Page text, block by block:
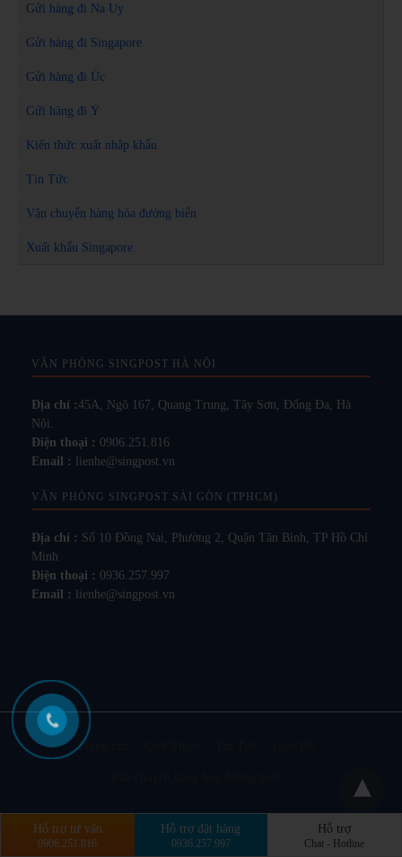
Gửi hàng đi Na Uy
Gửi hàng đi Singapore
Gửi hàng đi Úc
Gửi hàng đi Ý
Kiến thức xuất nhập khẩu
Tin Tức
Vận chuyển hàng hóa đường biển
Xuất khẩu Singapore
VĂN PHÒNG SINGPOST HÀ NỘI
Địa chỉ :45A, Ngõ 167, Quang Trung, Tây Sơn, Đống Đa, Hà
Nội.
Điện thoại : 0906.251.816
Email :
lienhe@singpost.vn
VĂN PHÒNG SINGPOST SÀI GÒN (TPHCM)
Địa chỉ : Số 10 Đồng Nai, Phường 2, Quận Tân Bình, TP Hồ Chí
Minh
Điện thoại : 0936.257.997
Email :
lienhe@singpost.vn
Hỗ trợ tư vấn
0906.251.816
Hỗ trợ đặt hàng
0936.257.997
Hỗ trợ
Chat - Hotline
Trang chủ
Design by singpost.vn Xem Phiên Bản Đầy Đủ